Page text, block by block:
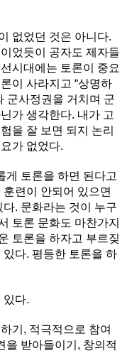
없었던 것은 아니다.
었듯이 공자도 제자들
시대에는 토론이 중요
이 사라지고 “상명하
군사정권을 거치며 군
가 생각한다. 내가 고
을 잘 보면 되지 논리
가 없었다.
게 토론을 하면 된다고
련이 안되어 있으면
. 문화라는 것이 누구
토론 문화도 마찬가지
토론을 하자고 부르짖
다. 평등한 토론을 하
있다.
기, 적극적으로 참여
을 받아들이기, 창의적